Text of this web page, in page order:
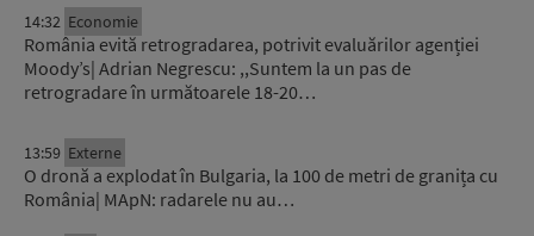
14:32 Economie
România evită retrogradarea, potrivit evaluărilor agenției
Moody’s| Adrian Negrescu: ,,Suntem la un pas de
retrogradare în următoarele 18-20…
13:59 Externe
O dronă a explodat în Bulgaria, la 100 de metri de granița cu
România| MApN: radarele nu au…